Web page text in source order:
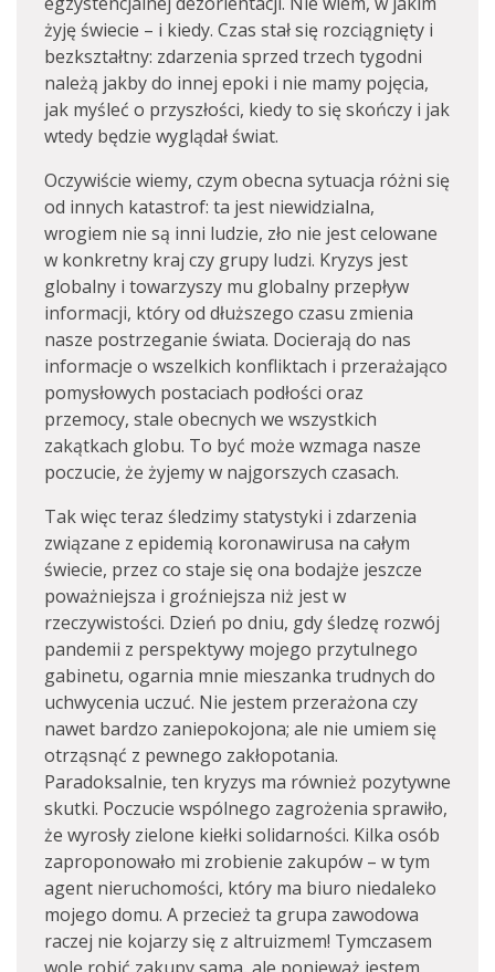
żyję świecie – i kiedy. Czas stał się rozciągnięty i
bezkształtny: zdarzenia sprzed trzech tygodni
należą jakby do innej epoki i nie mamy pojęcia,
jak myśleć o przyszłości, kiedy to się skończy i jak
wtedy będzie wyglądał świat.
Oczywiście wiemy, czym obecna sytuacja różni się
od innych katastrof: ta jest niewidzialna,
wrogiem nie są inni ludzie, zło nie jest celowane
w konkretny kraj czy grupy ludzi. Kryzys jest
globalny i towarzyszy mu globalny przepływ
informacji, który od dłuższego czasu zmienia
nasze postrzeganie świata. Docierają do nas
informacje o wszelkich konfliktach i przerażająco
pomysłowych postaciach podłości oraz
przemocy, stale obecnych we wszystkich
zakątkach globu. To być może wzmaga nasze
poczucie, że żyjemy w najgorszych czasach.
Tak więc teraz śledzimy statystyki i zdarzenia
związane z epidemią koronawirusa na całym
świecie, przez co staje się ona bodajże jeszcze
poważniejsza i groźniejsza niż jest w
rzeczywistości. Dzień po dniu, gdy śledzę rozwój
pandemii z perspektywy mojego przytulnego
gabinetu, ogarnia mnie mieszanka trudnych do
uchwycenia uczuć. Nie jestem przerażona czy
nawet bardzo zaniepokojona; ale nie umiem się
otrząsnąć z pewnego zakłopotania.
Paradoksalnie, ten kryzys ma również pozytywne
skutki. Poczucie wspólnego zagrożenia sprawiło,
że wyrosły zielone kiełki solidarności. Kilka osób
zaproponowało mi zrobienie zakupów – w tym
agent nieruchomości, który ma biuro niedaleko
mojego domu. A przecież ta grupa zawodowa
raczej nie kojarzy się z altruizmem! Tymczasem